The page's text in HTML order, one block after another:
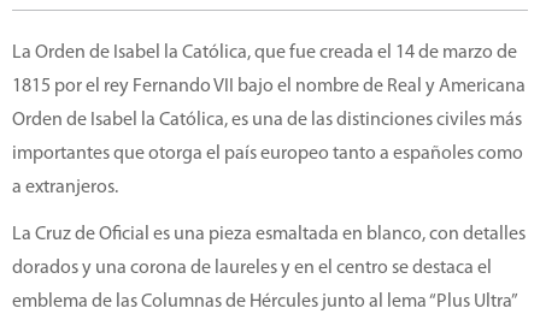
La Orden de Isabel la Católica, que fue creada el 14 de marzo de
1815 por el rey Fernando VII bajo el nombre de Real y Americana
Orden de Isabel la Católica, es una de las distinciones civiles más
importantes que otorga el país europeo tanto a españoles como
a extranjeros.
La Cruz de Oficial es una pieza esmaltada en blanco, con detalles
dorados y una corona de laureles y en el centro se destaca el
emblema de las Columnas de Hércules junto al lema “Plus Ultra”